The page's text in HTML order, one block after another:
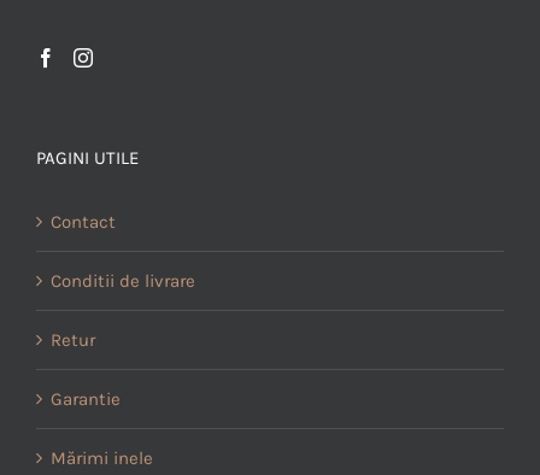
PAGINI UTILE
Contact
Conditii de livrare
Retur
Garantie
Mărimi inele